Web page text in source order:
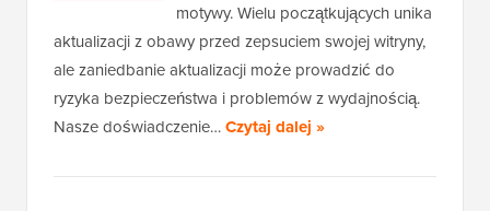
motywy. Wielu początkujących unika
aktualizacji z obawy przed zepsuciem swojej witryny,
ale zaniedbanie aktualizacji może prowadzić do
ryzyka bezpieczeństwa i problemów z wydajnością.
Nasze doświadczenie…Czytaj dalej »